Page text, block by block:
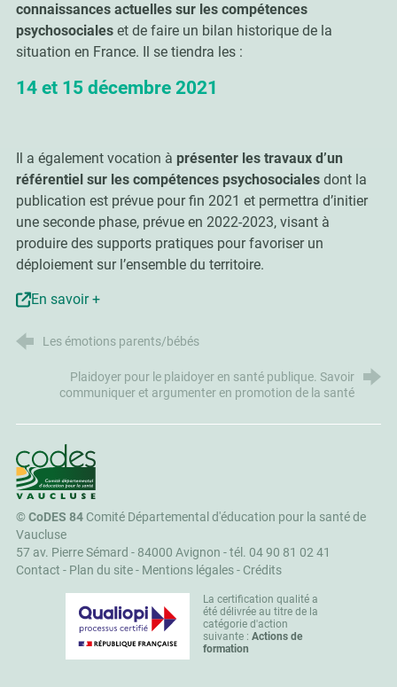
connaissances actuelles sur les compétences
psychosocialeset de faire un bilan historique de la
situation en France. Il se tiendra les :
14 et 15 décembre 2021
Il a également vocation à présenter les travaux d’un
référentiel sur les compétences psychosocialesdont la
publication est prévue pour fin 2021 et permettra d’initier
une seconde phase, prévue en 2022-2023, visant à
produire des supports pratiques pour favoriser un
déploiement sur l’ensemble du territoire.
En savoir +
Les émotions parents/bébés
Plaidoyer pour le plaidoyer en santé publique. Savoir
communiquer et argumenter en promotion de la santé
CoDES 84
©CoDES 84Comité Départemental d'éducation pour la santé de
Vaucluse
57 av. Pierre Sémard - 84000 Avignon -tél. 04 90 81 02 41
Contact - Plan du site- Mentions légales- Crédits
La certification qualité a
été délivrée au titre de la
catégorie d'action
suivante : Actions de
formation